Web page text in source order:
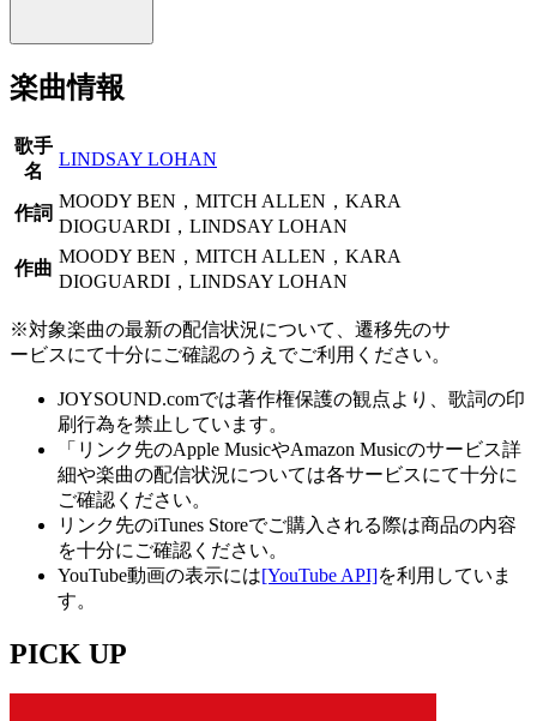
楽曲情報
歌手
名
LINDSAY LOHAN
作詞
MOODY BEN，MITCH ALLEN，KARA
DIOGUARDI，LINDSAY LOHAN
作曲
MOODY BEN，MITCH ALLEN，KARA
DIOGUARDI，LINDSAY LOHAN
※対象楽曲の最新の配信状況について、遷移先のサ
ービスにて十分にご確認のうえでご利用ください。
JOYSOUND.comでは著作権保護の観点より、歌詞の印
刷行為を禁止しています。
「リンク先のApple MusicやAmazon Musicのサービス詳
細や楽曲の配信状況については各サービスにて十分に
ご確認ください。
リンク先のiTunes Storeでご購入される際は商品の内容
を十分にご確認ください。
YouTube動画の表示には[YouTube API]を利用していま
す。
PICK UP